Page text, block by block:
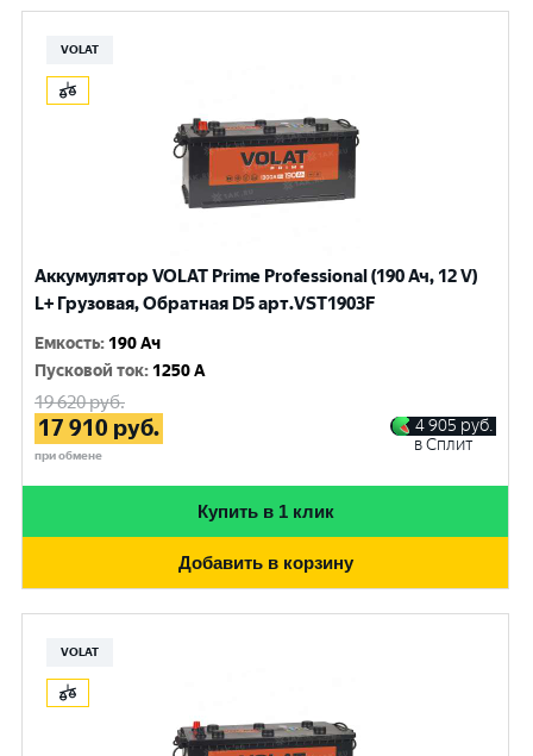
VOLAT
Аккумулятор VOLAT Prime Professional (190 Ач, 12 V)
L+ Грузовая, Обратная D5 арт.VST1903F
Емкость: 190 Ач
Пусковой ток: 1250 A
19 620руб.
17 910 руб.
при обмене
4 905 руб.
в Сплит
Купить в 1 клик
Добавить в корзину
VOLAT